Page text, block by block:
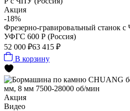
Акция
-18%
Фрезерно-гравировальный станок
УФГС 600 Р (Россия)
52 000 ₽63 415 ₽
В корзину
Акция
Видео